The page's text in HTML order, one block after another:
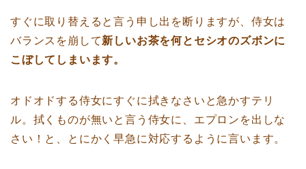
すぐに取り替えると言う申し出を断りますが、侍女は
バランスを崩して新しいお茶を何とセシオのズボンに
こぼしてしまいます。
オドオドする侍女にすぐに拭きなさいと急かすテリ
ル。拭くものが無いと言う侍女に、エプロンを出しな
さい！と、とにかく早急に対応するように言います。